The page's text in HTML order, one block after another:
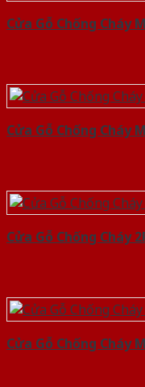
Cửa Gỗ Chống Cháy
Cửa Gỗ Chống Cháy
Cửa Gỗ Chống Cháy
Cửa Gỗ Chống Cháy